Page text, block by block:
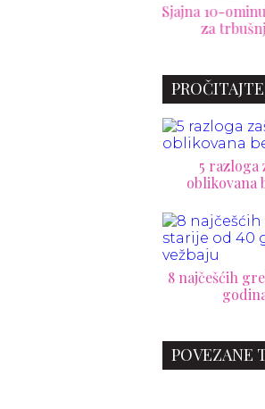
Četiri
ne možete
5 razloga
oblikovana
8 najčešćih
POVEZANE